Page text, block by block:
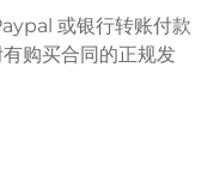
或银行转账付款
购买合同的正规发